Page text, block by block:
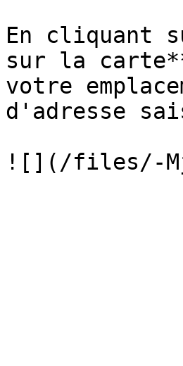
En cliquant
sur la
votre
d'adresse